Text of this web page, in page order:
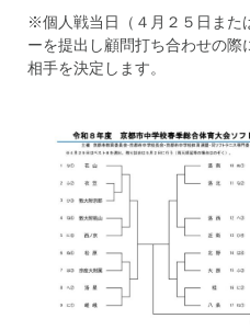
※個人戦当日（４月２５日また
ーを提出し顧問打ち合わせの
相手を決定します。